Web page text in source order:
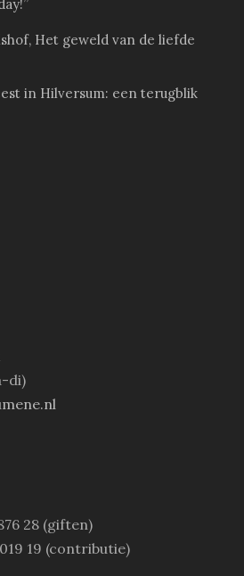
Het geweld van de liefde
in Hilversum: een terugblik
di)
28 (giften)
19 (contributie)